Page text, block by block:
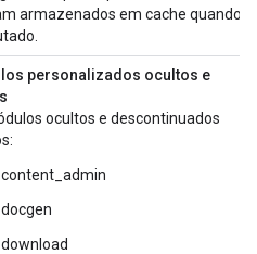
armazenados em cache quando
personalizados ocultos e
ocultos e descontinuados